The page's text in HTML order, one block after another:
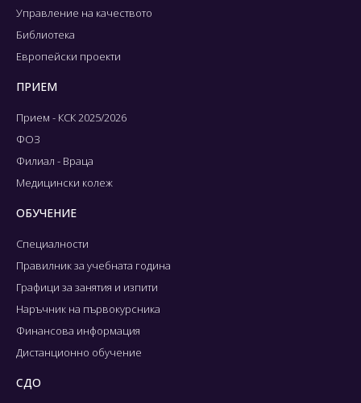
Управление на качеството
Библиотека
Европейски проекти
ПРИЕМ
Прием - КСК 2025/2026
ФОЗ
Филиал - Враца
Медицински колеж
ОБУЧЕНИЕ
Специалности
Правилник за учебната година
Графици за занятия и изпити
Наръчник на първокурсника
Финансова информация
Дистанционно обучение
СДО